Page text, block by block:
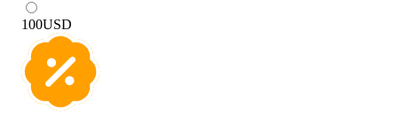
100USD